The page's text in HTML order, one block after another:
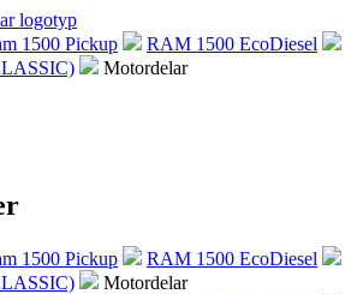
1500 Pickup
RAM 1500 EcoDiesel
Motordelar
1500 Pickup
RAM 1500 EcoDiesel
Motordelar